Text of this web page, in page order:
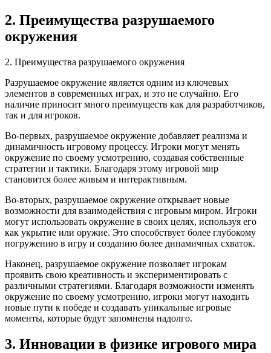
2. Преимущества разрушаемого
окружения
2. Преимущества разрушаемого окружения
Разрушаемое окружение является одним из ключевых
элементов в современных играх, и это не случайно. Его
наличие приносит много преимуществ как для разработчиков,
так и для игроков.
Во-первых, разрушаемое окружение добавляет реализма и
динамичность игровому процессу. Игроки могут менять
окружение по своему усмотрению, создавая собственные
стратегии и тактики. Благодаря этому игровой мир
становится более живым и интерактивным.
Во-вторых, разрушаемое окружение открывает новые
возможности для взаимодействия с игровым миром. Игроки
могут использовать окружение в своих целях, используя его
как укрытие или оружие. Это способствует более глубокому
погружению в игру и созданию более динамичных схваток.
Наконец, разрушаемое окружение позволяет игрокам
проявить свою креативность и экспериментировать с
различными стратегиями. Благодаря возможности изменять
окружение по своему усмотрению, игроки могут находить
новые пути к победе и создавать уникальные игровые
моменты, которые будут запомнены надолго.
3. Инновации в физике игрового мира